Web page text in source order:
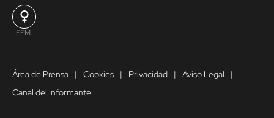
FEM.
Área de Prensa Cookies Privacidad
Aviso Legal
Canal del Informante